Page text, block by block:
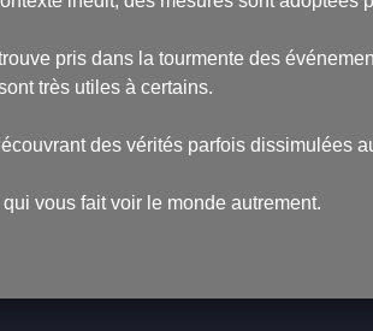
pris dans la tourmente des
très utiles à certains.
des vérités parfois dissimulées
vous fait voir le monde autrement.